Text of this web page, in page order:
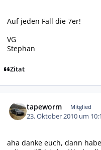
Auf jeden Fall die 7er!
VG
Stephan
Zitat
tapeworm Mitglied
23. Oktober 2010 um
aha danke euch, dann